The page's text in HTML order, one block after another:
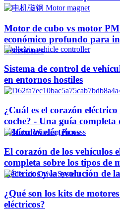
Motor de cubo vs motor
económico profundo para
decisiones
Sistema de control de
en entornos hostiles
¿Cuál es el corazón
coche? - Una guía completa
vehículos eléctricos
El corazón de los vehículos
completa sobre los tipos de
eléctricos y la evolución de
¿Qué son los kits de
eléctricos?